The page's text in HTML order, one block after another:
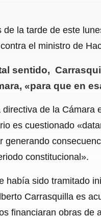
de la tarde de este
el ministro de
sentido,
«para que en
directiva de la Cámara
es cuestionado
generando
constitucional».
había sido tramitado
Carrasquilla es
financiaran obras de